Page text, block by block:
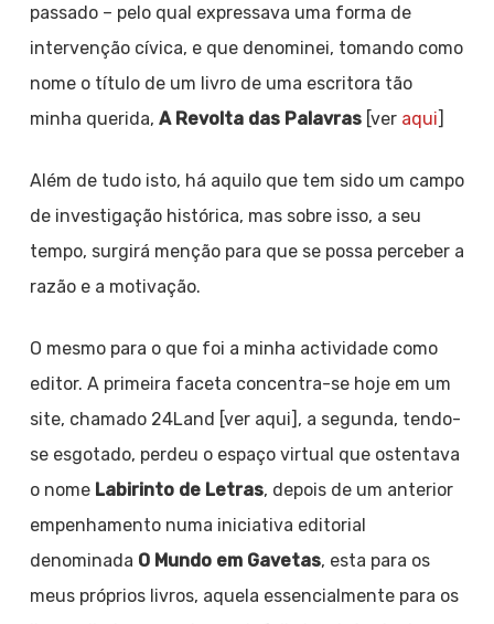
passado – pelo qual expressava uma forma de
intervenção cívica, e que denominei, tomando como
nome o título de um livro de uma escritora tão
minha querida, A Revolta das Palavras[ver aqui]
Além de tudo isto, há aquilo que tem sido um campo
de investigação histórica, mas sobre isso, a seu
tempo, surgirá menção para que se possa perceber a
razão e a motivação.
O mesmo para o que foi a minha actividade como
editor. A primeira faceta concentra-se hoje em um
site, chamado 24Land [ver aqui], a segunda, tendo-
se esgotado, perdeu o espaço virtual que ostentava
o nome Labirinto de Letras, depois de um anterior
empenhamento numa iniciativa editorial
denominada O Mundo em Gavetas, esta para os
meus próprios livros, aquela essencialmente para os